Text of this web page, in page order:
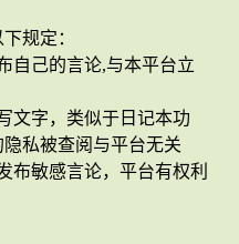
规定：
自己的言论,与本平台立
文字，类似于日记本功
私被查阅与平台无关
布敏感言论，平台有权利